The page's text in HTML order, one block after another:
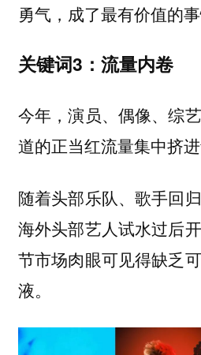
勇气，成了最有价值的事
关键词3：流量内卷
今年，演员、偶像、综
道的正当红流量集中挤进
随着头部乐队、歌手回
海外头部艺人试水过后
节市场肉眼可见得缺乏
液。